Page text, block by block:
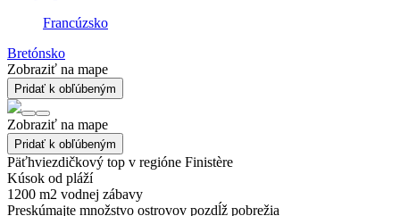
Francúzsko
Bretónsko
Zobraziť na mape
Pridať k obľúbeným
Zobraziť na mape
Pridať k obľúbeným
Päťhviezdičkový top v regióne Finistère
Kúsok od pláží
1200 m2 vodnej zábavy
Preskúmajte množstvo ostrovov pozdĺž pobrežia